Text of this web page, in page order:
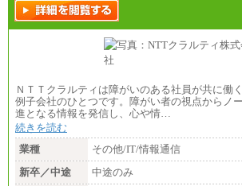
ＮＴＴクラルティは障がいのある社員が共に働
例子会社のひとつです。障がい者の視点からノ
進となる情報を発信し、心や情…
続きを読む
業種
その他/IT/情報通信
新卒／中途
中途のみ